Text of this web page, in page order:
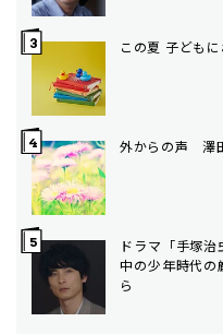
この夏 子ども
外からの声 澤
ドラマ「手塚
中の少年時代の
ら